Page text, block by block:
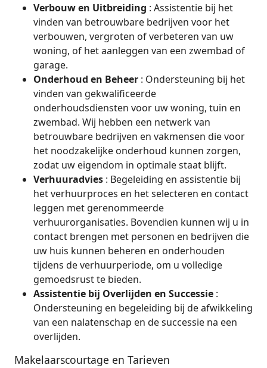
Verbouw en Uitbreiding : Assistentie bij het
vinden van betrouwbare bedrijven voor het
verbouwen, vergroten of verbeteren van uw
woning, of het aanleggen van een zwembad of
garage.
Onderhoud en Beheer : Ondersteuning bij het
vinden van gekwalificeerde
onderhoudsdiensten voor uw woning, tuin en
zwembad. Wij hebben een netwerk van
betrouwbare bedrijven en vakmensen die voor
het noodzakelijke onderhoud kunnen zorgen,
zodat uw eigendom in optimale staat blijft.
Verhuuradvies : Begeleiding en assistentie bij
het verhuurproces en het selecteren en contact
leggen met gerenommeerde
verhuurorganisaties. Bovendien kunnen wij u in
contact brengen met personen en bedrijven die
uw huis kunnen beheren en onderhouden
tijdens de verhuurperiode, om u volledige
gemoedsrust te bieden.
Assistentie bij Overlijden en Successie :
Ondersteuning en begeleiding bij de afwikkeling
van een nalatenschap en de successie na een
overlijden.
Makelaarscourtage en Tarieven